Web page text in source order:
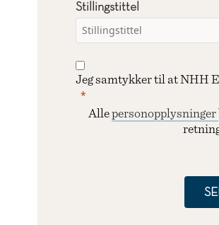
Stillingstittel
Jeg samtykker til at NHH
Allepersonopplysninger